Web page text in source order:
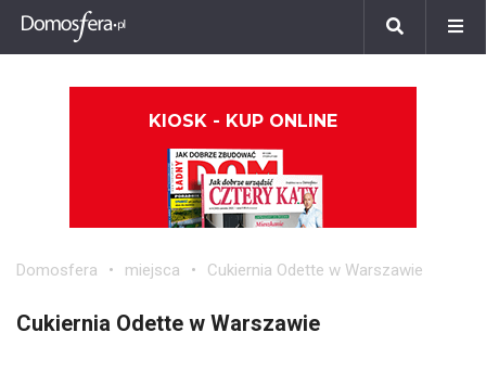
KIOSK - KUP ONLINE
Domosfera miejsca Cukiernia Odette w Warszawie
Cukiernia Odette w Warszawie